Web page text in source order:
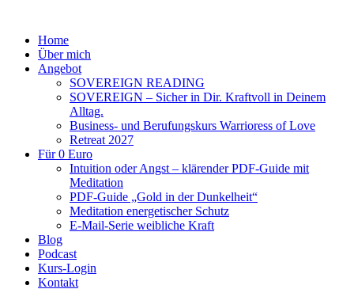
Home
Über mich
Angebot
SOVEREIGN READING
SOVEREIGN – Sicher in Dir. Kraftvoll in Deinem
Alltag.
Business- und Berufungskurs Warrioress of Love
Retreat 2027
Für 0 Euro
Intuition oder Angst – klärender PDF-Guide mit
Meditation
PDF-Guide „Gold in der Dunkelheit“
Meditation energetischer Schutz
E-Mail-Serie weibliche Kraft
Blog
Podcast
Kurs-Login
Kontakt